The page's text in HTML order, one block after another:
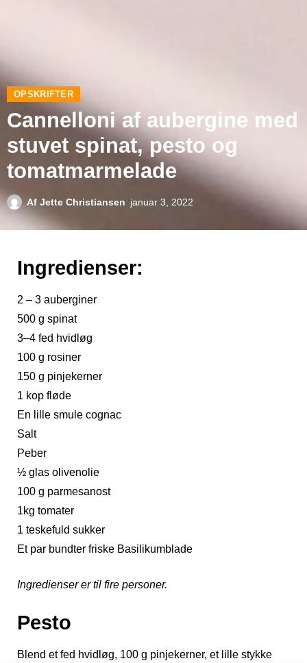
OPSKRIFTER
Cannelloni af aubergine med
stuvet spinat, pesto og
tomatmarmelade
Af Jette Christiansen januar 3, 2022
Ingredienser:
2 – 3 auberginer
500 g spinat
3–4 fed hvidløg
100 g rosiner
150 g pinjekerner
1 kop fløde
En lille smule cognac
Salt
Peber
½ glas olivenolie
100 g parmesanost
1kg tomater
1 teskefuld sukker
Et par bundter friske Basilikumblade
Ingredienser er til fire personer.
Pesto
Blend et fed hvidløg, 100 g pinjekerner, et lille stykke